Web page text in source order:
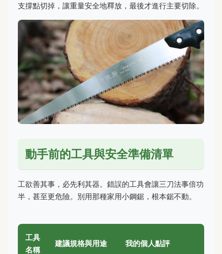
支撐點切掉，讓重量安全地釋放，最後才進行主要切除。
動手前的工具與安全準備清單
工欲善其事，必先利其器。錯誤的工具會讓三刀法事倍功
半，甚至更危險。別用那種家用小鋼鋸，根本鋸不動。
工具
名稱
建議規格與用途 我的個人點評